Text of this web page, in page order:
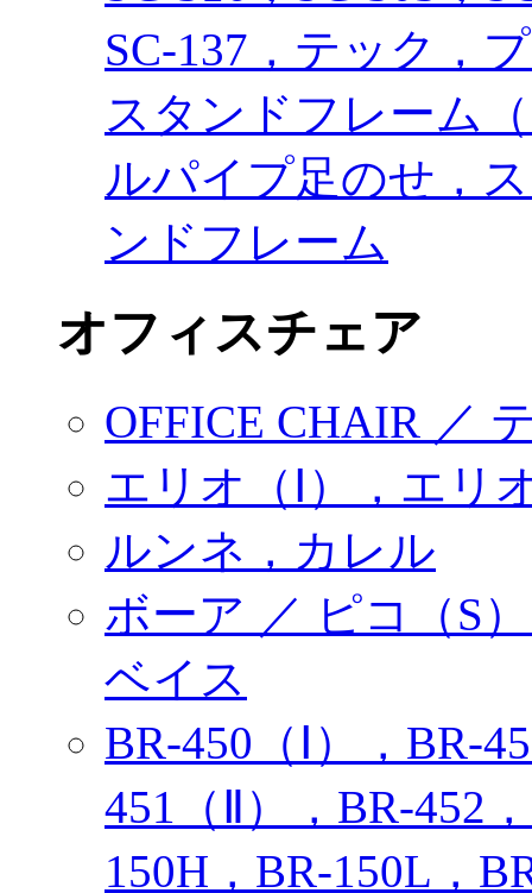
SC-137，テック，
スタンドフレーム
ルパイプ足のせ，
ンドフレーム
オフィスチェア
OFFICE CHAIR ／
エリオ（Ⅰ），エリ
ルンネ，カレル
ボーア ／ ピコ（S
ベイス
BR-450（Ⅰ），BR-
451（Ⅱ），BR-452
150H，BR-150L，